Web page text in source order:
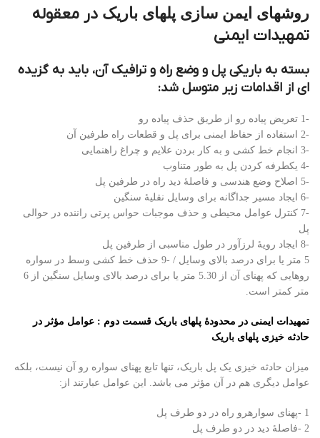
روشهای ایمن سازی پلهای باریک در معقوله
تمهیدات ایمنی
بسته به باریکی پل و وضع راه و ترافیک آن، باید به گزیده
ای از اقدامات زیر متوسل شد:
-1 تعریض پیاده رو از طریق حذف پیاده رو
-2 استفاده از حفاظ ایمنی برای پل و قطعات راه طرفین آن
-3 انجام خط کشی و به کار بردن علایم و چراغ راهنمایی
-4 یکطرفه کردن پل به طور متناوب
-5 اصلاح وضع هندسی و فاصلۀ دید راه در طرفین پل
-6 ایجاد مسیر جداگانه برای وسایل نقلیۀ سنگین
-7 کنترل عوامل محیطی و حذف موجبات حواس پرتی راننده در حوالی
پل
-8 ایجاد رویۀ لرزآور در طول مناسبی از طرفین پل
5 متر یا برای درصد بالای وسایل / -9 حذف خط کشی وسط در سواره
روهایی که پهنای آن از 5.30 متر یا برای درصد بالای وسایل سنگین از 6
متر کمتر است.
تمهیدات ایمنی در محدودۀ پلهای باریک قسمت دوم : عوامل مؤثر در
حادثه خیزی پلهای باریک
میزان حادثه خیزی یک پل باریک، تنها تابع پهنای سواره رو آن نیست، بلکه
عوامل دیگری هم در آن مؤثر می باشد. این عوامل عبارتند از:
1 -پهنای سوارهرو راه در دو طرف پل
2 -فاصلۀ دید در دو طرف پل